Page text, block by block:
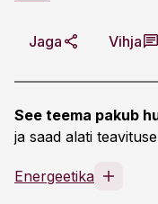
Jaga Vihja
See teema pakub
ja saad alati
Energeetika